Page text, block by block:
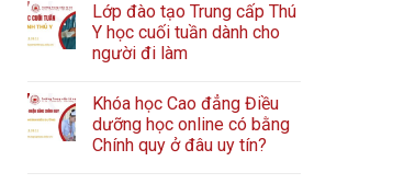
Lớp đào tạo Trung cấp Thú
Y học cuối tuần dành cho
người đi làm
Khóa học Cao đẳng Điều
dưỡng học online có bằng
Chính quy ở đâu uy tín?